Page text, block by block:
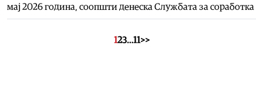
мај 2026 година, соопшти денеска Службата за соработка
123…11>>